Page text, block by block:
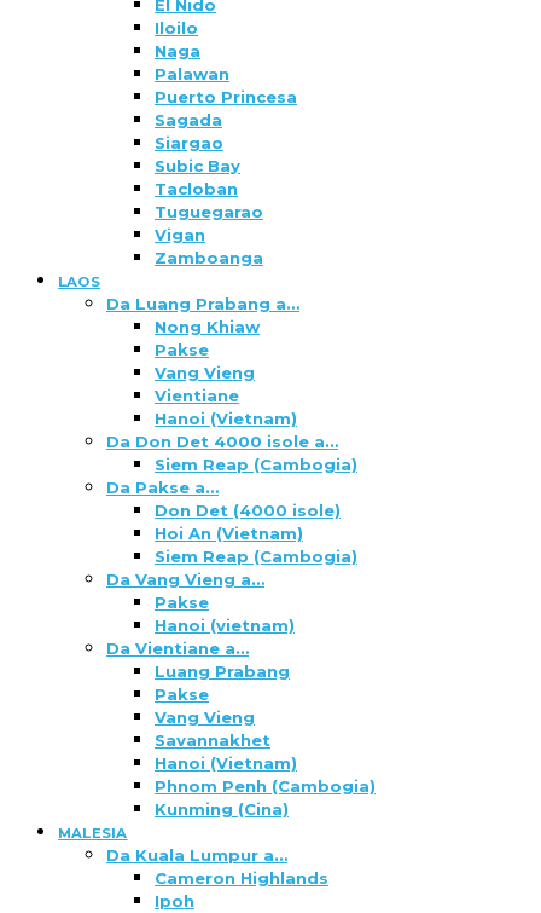
El Nido
Iloilo
Naga
Palawan
Puerto Princesa
Sagada
Siargao
Subic Bay
Tacloban
Tuguegarao
Vigan
Zamboanga
LAOS
Da Luang Prabang a…
Nong Khiaw
Pakse
Vang Vieng
Vientiane
Hanoi (Vietnam)
Da Don Det 4000 isole a…
Siem Reap (Cambogia)
Da Pakse a…
Don Det (4000 isole)
Hoi An (Vietnam)
Siem Reap (Cambogia)
Da Vang Vieng a…
Pakse
Hanoi (vietnam)
Da Vientiane a…
Luang Prabang
Pakse
Vang Vieng
Savannakhet
Hanoi (Vietnam)
Phnom Penh (Cambogia)
Kunming (Cina)
MALESIA
Da Kuala Lumpur a…
Cameron Highlands
Ipoh